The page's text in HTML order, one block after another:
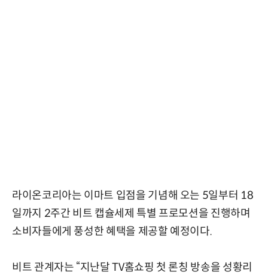
라이온코리아는 이마트 입점을 기념해 오는 5일부터 18
일까지 2주간 비트 캡슐세제 특별 프로모션을 진행하며
소비자들에게 풍성한 혜택을 제공할 예정이다.
비트 관계자는 “지난달 TV홈쇼핑 첫 론칭 방송을 성황리